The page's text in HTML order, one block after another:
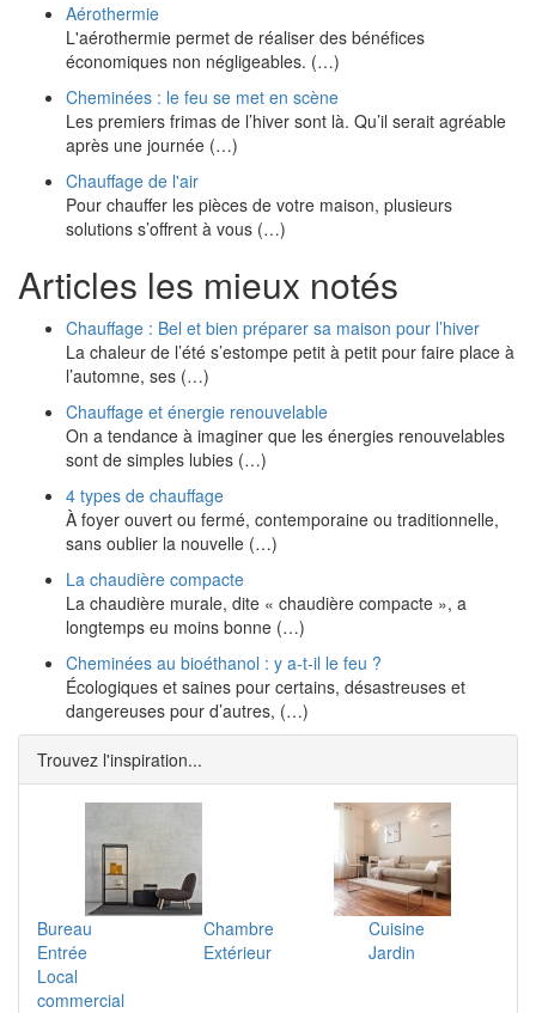
Aérothermie
L'aérothermie permet de réaliser des bénéfices
économiques non négligeables. (…)
Cheminées : le feu se met en scène
Les premiers frimas de l’hiver sont là. Qu’il serait agréable
après une journée (…)
Chauffage de l'air
Pour chauffer les pièces de votre maison, plusieurs
solutions s’offrent à vous (…)
Articles les mieux notés
Chauffage : Bel et bien préparer sa maison pour l’hiver
La chaleur de l’été s’estompe petit à petit pour faire place à
l’automne, ses (…)
Chauffage et énergie renouvelable
On a tendance à imaginer que les énergies renouvelables
sont de simples lubies (…)
4 types de chauffage
À foyer ouvert ou fermé, contemporaine ou traditionnelle,
sans oublier la nouvelle (…)
La chaudière compacte
La chaudière murale, dite « chaudière compacte », a
longtemps eu moins bonne (…)
Cheminées au bioéthanol : y a-t-il le feu ?
Écologiques et saines pour certains, désastreuses et
dangereuses pour d’autres, (…)
Trouvez l'inspiration...
Bureau Chambre
Cuisine
Entrée
Extérieur
Jardin
Local
commercial